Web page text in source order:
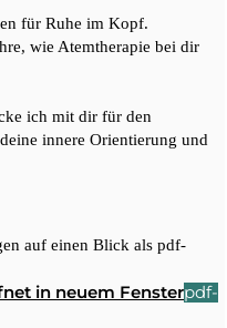
für Ruhe im Kopf.
wie Atemtherapie bei dir
ich mit dir für den
innere Orientierung und
auf einen Blick als pdf-
pdf-